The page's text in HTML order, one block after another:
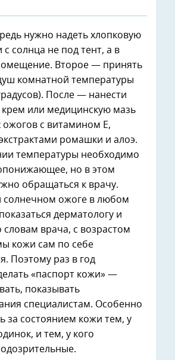
нужно надеть хлопковую
с солнца не под тент, а в
Второе — принять
комнатной температуры
После — нанести
или медицинскую мазь
ожогов с витамином E,
ромашки и алоэ.
температуры необходимо
но в этом
обращаться к врачу.
солнечном ожоге в любом
дерматологу и
словам врача, с возрастом
кожи сам по себе
Поэтому раз в год
«паспорт кожи» —
показывать
специалистам. Особенно
за состоянием кожи тем, у
и тем, у кого